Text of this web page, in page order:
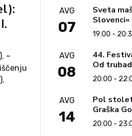
–
AVG
07
Sveta
Slovenci«
19:00 -
AVG
08
44.
Od
20:00 -
AVG
14
Pol
Graška
jubilejni
zabavne
20:00 -